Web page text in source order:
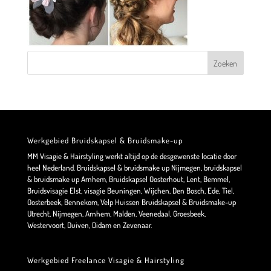
Werkgebied Bruidskapsel & Bruidsmake-up
MM Visagie & Hairstyling werkt altijd op de desgewenste locatie door
heel Nederland. Bruidskapsel & bruidsmake up Nijmegen, bruidskapsel
& bruidsmake up Arnhem, Bruidskapsel Oosterhout, Lent, Bemmel,
Bruidsvisagie Elst, visagie Beuningen, Wijchen, Den Bosch, Ede, Tiel,
Oosterbeek, Bennekom, Velp Huissen Bruidskapsel & Bruidsmake-up
Utrecht, Nijmegen, Arnhem, Malden, Veenedaal, Groesbeek,
Westervoort, Duiven, Didam en Zevenaar.
Werkgebied Freelance Visagie & Hairstyling